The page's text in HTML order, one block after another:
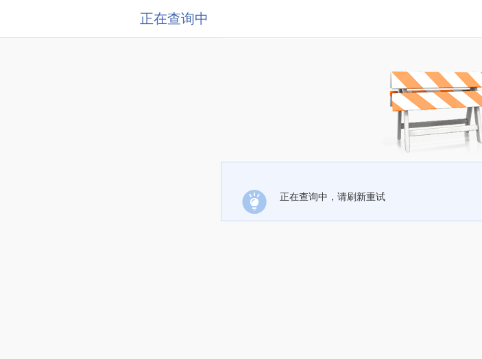
正在查询中
正在查询中，请刷新重试